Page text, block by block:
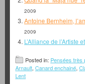
2009
Antoine Bernheim,
2009
L’Alliance de l’Artiste
Posted in: Pensées très
Arnault, Canard enchainé,
Lent